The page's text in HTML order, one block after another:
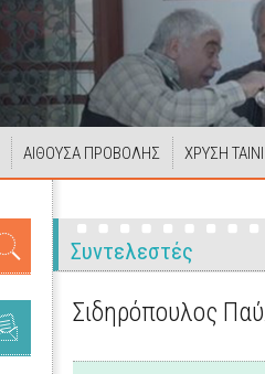
ΑΙΘΟΥΣΑ ΠΡΟΒΟΛΗΣ ΧΡΥΣΗ
Συντελεστές
Σιδηρόπουλος